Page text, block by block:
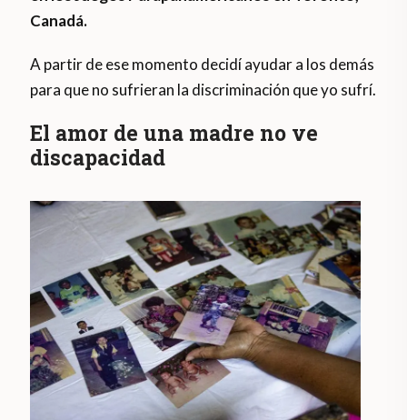
Canadá.
A partir de ese momento decidí ayudar a los demás
para que no sufrieran la discriminación que yo sufrí.
El amor de una madre no ve
discapacidad